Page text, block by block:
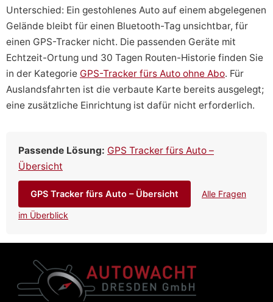
Unterschied: Ein gestohlenes Auto auf einem abgelegenen
Gelände bleibt für einen Bluetooth-Tag unsichtbar, für
einen GPS-Tracker nicht. Die passenden Geräte mit
Echtzeit-Ortung und 30 Tagen Routen-Historie finden Sie
in der Kategorie GPS-Tracker fürs Auto ohne Abo. Für
Auslandsfahrten ist die verbaute Karte bereits ausgelegt;
eine zusätzliche Einrichtung ist dafür nicht erforderlich.
Passende Lösung: GPS Tracker fürs Auto –
Übersicht
GPS Tracker fürs Auto – Übersicht Alle Fragen
im Überblick